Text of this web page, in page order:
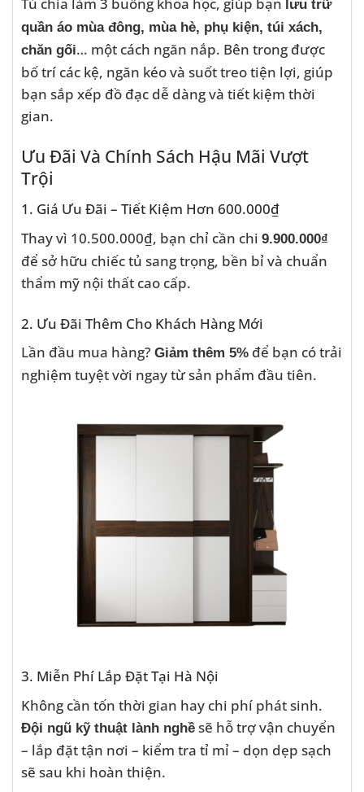
lưu trữ
quần áo mùa đông, mùa hè, phụ kiện, túi xách,
chăn gối… một cách ngăn nắp. Bên trong được
bố trí các kệ, ngăn kéo và suốt treo tiện lợi, giúp
bạn sắp xếp đồ đạc dễ dàng và tiết kiệm thời
gian.
Ưu Đãi Và Chính Sách Hậu Mãi Vượt
Trội
1. Giá Ưu Đãi – Tiết Kiệm Hơn 600.000₫
Thay vì 10.500.000₫, bạn chỉ cần chi 9.900.000₫
để sở hữu chiếc tủ sang trọng, bền bỉ và chuẩn
thẩm mỹ nội thất cao cấp.
2. Ưu Đãi Thêm Cho Khách Hàng Mới
Lần đầu mua hàng? Giảm thêm 5% để bạn có trải
nghiệm tuyệt vời ngay từ sản phẩm đầu tiên.
3. Miễn Phí Lắp Đặt Tại Hà Nội
Không cần tốn thời gian hay chi phí phát sinh.
Đội ngũ kỹ thuật lành nghề sẽ hỗ trợ vận chuyển
– lắp đặt tận nơi – kiểm tra tỉ mỉ – dọn dẹp sạch
sẽ sau khi hoàn thiện.